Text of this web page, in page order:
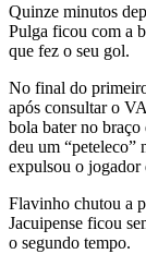
Quinze minutos
Pulga ficou com a
que fez o seu gol.
No final do
após consultar o
bola bater no
deu um “peteleco”
expulsou o jogador
Flavinho chutou a
Jacuipense ficou
o segundo tempo.